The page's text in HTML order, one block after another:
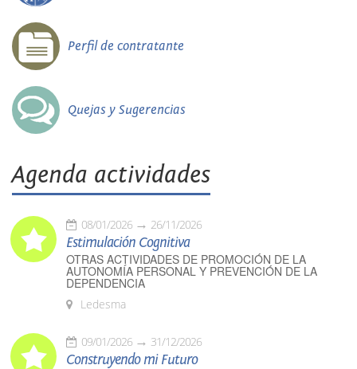
Perfil de contratante
Quejas y Sugerencias
Agenda actividades
08/01/2026 26/11/2026
Estimulación Cognitiva
OTRAS ACTIVIDADES DE PROMOCIÓN DE LA
AUTONOMÍA PERSONAL Y PREVENCIÓN DE LA
DEPENDENCIA
Ledesma
09/01/2026 31/12/2026
Construyendo mi Futuro